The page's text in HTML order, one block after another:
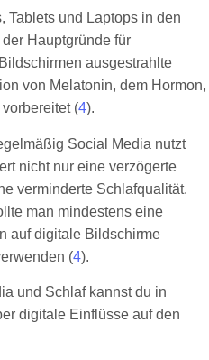
Tablets und Laptops in den
Hauptgründe für
ausgestrahlte
von Melatonin, dem Hormon,
(4).
Social Media nutzt
nicht nur eine verzögerte
verminderte Schlafqualität.
man mindestens eine
auf digitale Bildschirme
(4).
und Schlaf kannst du in
digitale Einflüsse auf den